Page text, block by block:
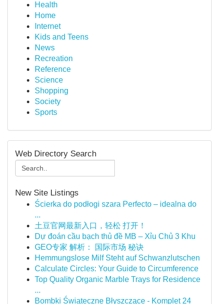
Health
Home
Internet
Kids and Teens
News
Recreation
Reference
Science
Shopping
Society
Sports
Web Directory Search
New Site Listings
Ścierka do podłogi szara Perfecto – idealna do
...
土豆官网最新入口，轻松 打开！
Dự đoán cầu bạch thủ đề MB – Xỉu Chủ 3 Khu
GEO专家 解析： 国际市场 秘诀
Hemmungslose Milf Steht auf Schwanzlutschen
Calculate Circles: Your Guide to Circumference
Top Quality Organic Marble Trays for Residence
...
Bombki Świąteczne Błyszczące - Komplet 24